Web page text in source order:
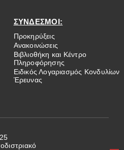
ΣΥΝΔΕΣΜΟΙ:
Προκηρύξεις
Ανακοινώσεις
Βιβλιοθήκη και Κέντρο
Πληροφόρησης
Ειδικός Λογαριασμός Κονδυλίων
Έρευνας